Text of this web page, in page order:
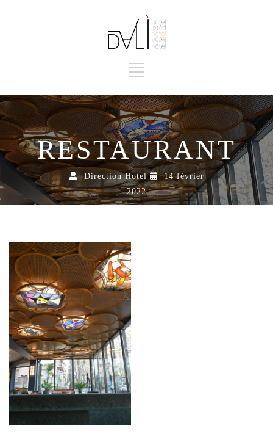
RESTAURANT
Direction Hotel
14 février
2022